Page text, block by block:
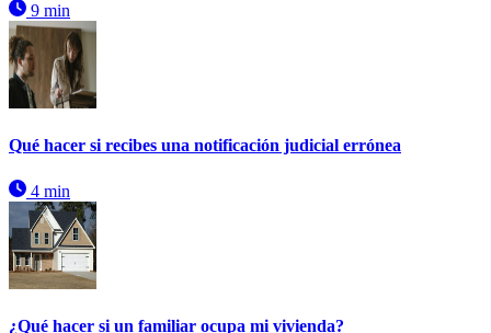
9 min
Qué hacer si recibes una notificación judicial errónea
4 min
¿Qué hacer si un familiar ocupa mi vivienda?